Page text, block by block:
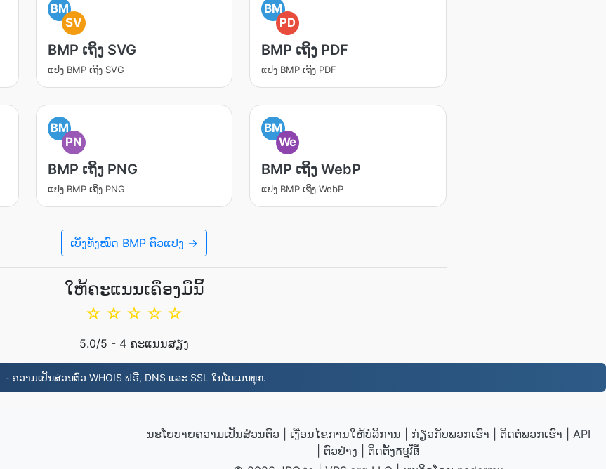
BM
SV
BMP ເຖິງ SVG
ແປງ BMP ເຖິງ SVG
BM
PD
BMP ເຖິງ PDF
ແປງ BMP ເຖິງ PDF
BM
PN
BMP ເຖິງ PNG
ແປງ BMP ເຖິງ PNG
BM
We
BMP ເຖິງ WebP
ແປງ BMP ເຖິງ WebP
ເບິ່ງທັງໝົດ BMP ຕົວແປງ →
ໃຫ້ຄະແນນເຄື່ອງມືນີ້
☆
☆
☆
☆
☆
5.0/5 - 4 ຄະແນນສຽງ
- ຄວາມເປັນສ່ວນຕົວ WHOIS ຟຣີ, DNS ແລະ SSL ໃນໂດເມນທຸກ.
ນະໂຍບາຍຄວາມເປັນສ່ວນຕົວ ເງື່ອນໄຂການໃຫ້ບໍລິການ ກ່ຽວກັບພວກເຮົາ ຕິດຕໍ່ພວກເຮົາ
API
ຕົວຢ່າງ
ຕິດຕັ້ງ​កម្មវិធី